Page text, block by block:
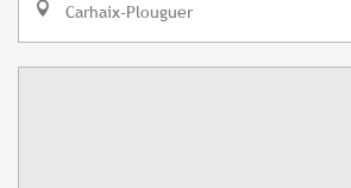
Carhaix-Plouguer